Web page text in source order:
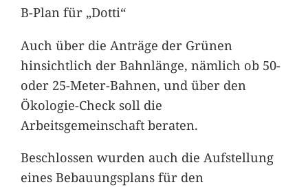
B-Plan für „Dotti“
Auch über die Anträge der Grünen
hinsichtlich der Bahnlänge, nämlich ob 50-
oder 25-Meter-Bahnen, und über den
Ökologie-Check soll die
Arbeitsgemeinschaft beraten.
Beschlossen wurden auch die Aufstellung
eines Bebauungsplans für den